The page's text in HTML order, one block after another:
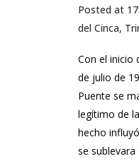
Posted at
del Cinca,
Con el inicio
de julio de
Puente se
legítimo de
hecho
se